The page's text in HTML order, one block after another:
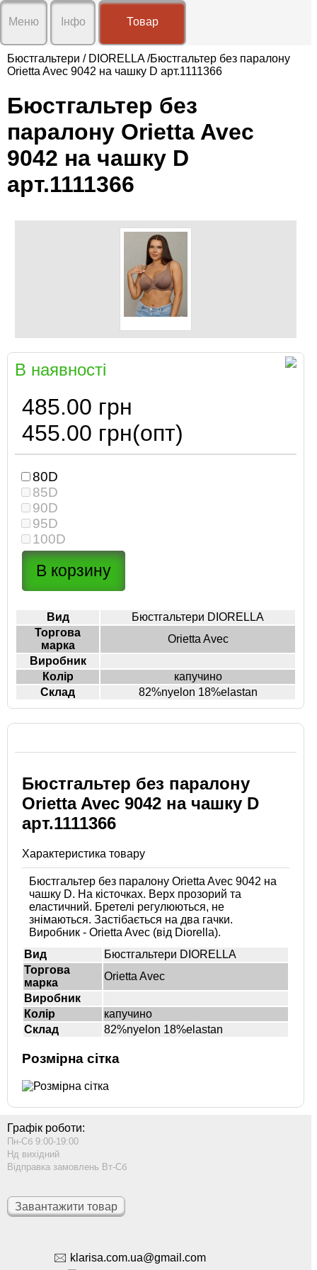
Меню
нас
Доставка
оплата
співпраці
Контакти
Відгуки
Інфо
Пн-Сб 9:00-19:00
Відправка замовлень Вт-Сб
+38(096)20-31-692
Товар
Бюстгальтери / DIORELLA/Бюстгальтер без паралону
Orietta Avec 9042 на чашку D арт.1111366
Бюстгальтер без
паралону Orietta Avec
9042 на чашку D
арт.1111366
В наявності
485.00 грн
455.00 грн(опт)
80D
85D
90D
95D
100D
Вид
Бюстгальтери DIORELLA
Торгова
марка
Orietta Avec
Виробник
Колір
капучино
Склад
82%nyelon 18%elastan
Бюстгальтер без паралону
Orietta Avec 9042 на чашку D
арт.1111366
Характеристика товару
Бюстгальтер без паралону Orietta Avec 9042 на
чашку D. На кісточках. Верх прозорий та
еластичний. Бретелі регулюються, не
знімаються. Застібається на два гачки.
Виробник - Orietta Avec (від Diorella).
Вид
Бюстгальтери DIORELLA
Торгова
марка
Orietta Avec
Виробник
Колір
капучино
Склад
82%nyelon 18%elastan
Розмірна сітка
Графік роботи:
Пн-Сб 9:00-19:00
Нд вихідний
Відправка замовлень Вт-Сб
Завантажити товар
🖂 klarisa.com.ua@gmail.com